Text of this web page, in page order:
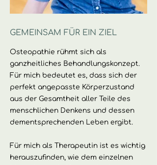
GEMEINSAM FÜR EIN ZIEL
Osteopathie rühmt sich als
ganzheitliches Behandlungskonzept.
Für mich bedeutet es, dass sich der
perfekt angepasste Körperzustand
aus der Gesamtheit aller Teile des
menschlichen Denkens und dessen
dementsprechenden Leben ergibt.
Für mich als Therapeutin ist es wichtig
herauszufinden, wie dem einzelnen